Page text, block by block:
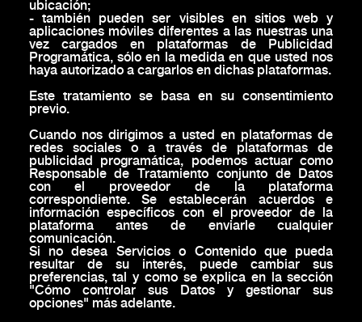
ubicación;
- también pueden ser visibles en sitios web y
aplicaciones móviles diferentes a las nuestras una
vez cargados en plataformas de Publicidad
Programática, sólo en la medida en que usted nos
haya autorizado a cargarlos en dichas plataformas.
Este tratamiento se basa en su consentimiento
previo.
Cuando nos dirigimos a usted en plataformas de
redes sociales o a través de plataformas de
publicidad programática, podemos actuar como
Responsable de Tratamiento conjunto de Datos
con el proveedor de la plataforma
correspondiente. Se establecerán acuerdos e
información específicos con el proveedor de la
plataforma antes de enviarle cualquier
comunicación.
Si no desea Servicios o Contenido que pueda
resultar de su interés, puede cambiar sus
preferencias, tal y como se explica en la sección
"Cómo controlar sus Datos y gestionar sus
opciones" más adelante.